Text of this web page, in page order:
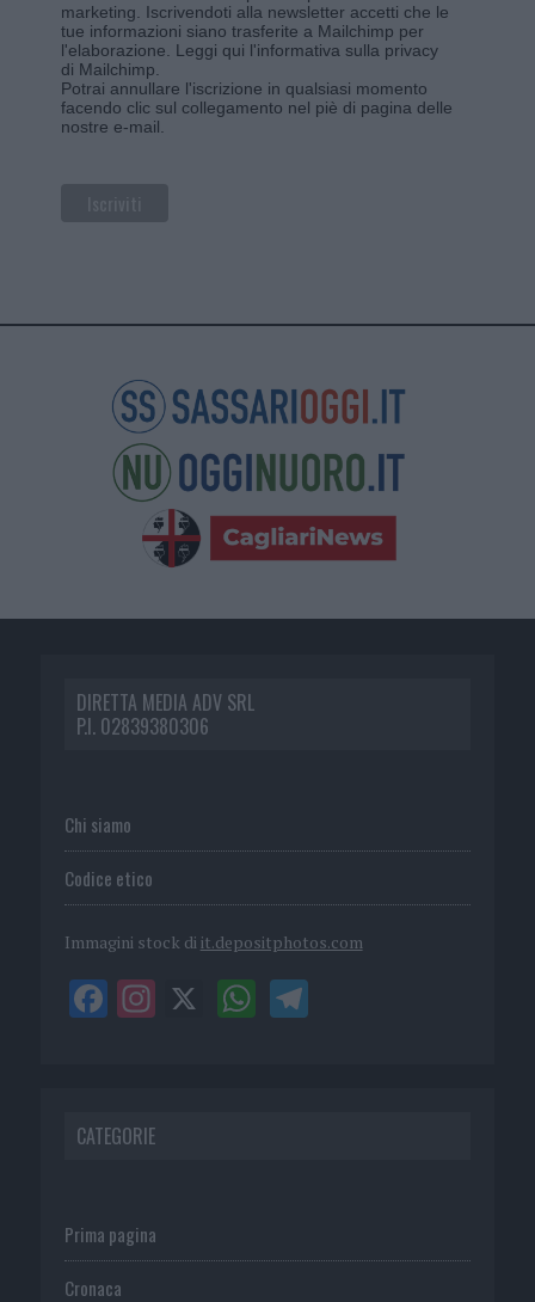
marketing. Iscrivendoti alla newsletter accetti che le
tue informazioni siano trasferite a Mailchimp per
l'elaborazione. Leggi qui l'informativa sulla privacy
di Mailchimp
Potrai annullare l'iscrizione in qualsiasi momento
facendo clic sul collegamento nel piè di pagina delle
nostre e-mail.
DIRETTA MEDIA ADV SRL
P.I. 02839380306
Chi siamo
Codice etico
Immagini stock di it.depositphotos.com
CATEGORIE
Prima pagina
Cronaca